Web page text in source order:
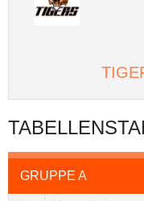
GRUPPE A